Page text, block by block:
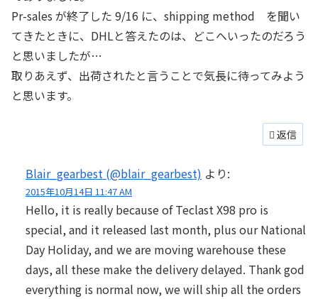
Pr-sales が終了した 9/16 に、shipping method を聞い
てきたときに、DHLと答えたのは、どこへいったのだろう
と思いましたが…
取りあえず、出荷されたと言うことで気長に待ってみよう
と思います。
返信
Blair_gearbest (@blair_gearbest) より:
2015年10月14日 11:47 AM
Hello, it is really because of Teclast X98 pro is
special, and it released last month, plus our National
Day Holiday, and we are moving warehouse these
days, all these make the delivery delayed. Thank god
everything is normal now, we will ship all the orders